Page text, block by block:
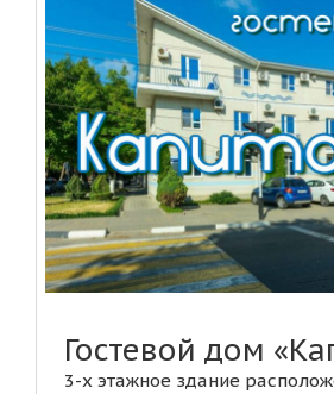
Гостевой дом
3-х этажное здание